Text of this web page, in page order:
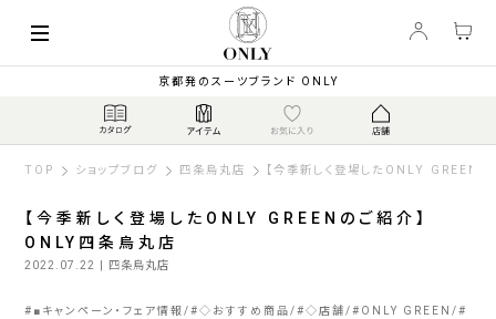
京都発のスーツブランド ONLY
TOP ショップブログ 四条烏丸店 【今季新しく登場したONLY GREEN
【今季新しく登場したONLY GREENのご紹介】
ONLY四条烏丸店
2022.07.22 | 四条烏丸店
# ■キャンペーン・フェア情報 #◇おすすめ商品 #◇店舗 # ONLY GREEN #